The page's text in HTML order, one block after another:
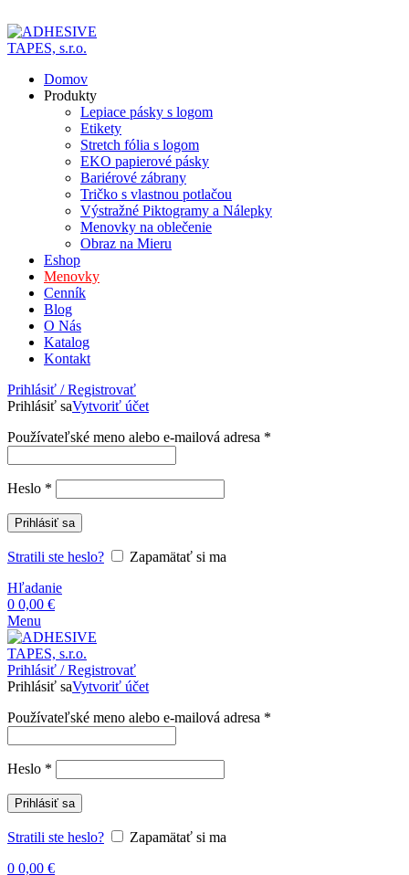
Domov
Produkty
Lepiace pásky s logom
Etikety
Stretch fólia s logom
EKO papierové pásky
Bariérové zábrany
Tričko s vlastnou potlačou
Výstražné Piktogramy a Nálepky
Menovky na oblečenie
Obraz na Mieru
Eshop
Menovky
Cenník
Blog
O Nás
Katalog
Kontakt
Prihlásiť / Registrovať
Prihlásiť saVytvoriť účet
Používateľské meno alebo e-mailová adresa *
Heslo *
Prihlásiť sa
Stratili ste heslo?
Zapamätať si ma
Hľadanie
0 0,00 €
Menu
Prihlásiť / Registrovať
Prihlásiť saVytvoriť účet
Používateľské meno alebo e-mailová adresa *
Heslo *
Prihlásiť sa
Stratili ste heslo?
Zapamätať si ma
0 0,00 €